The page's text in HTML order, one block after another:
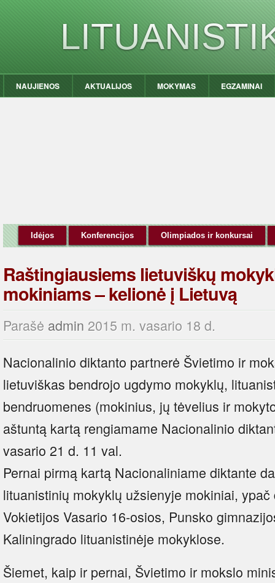
NAUJIENOS AKTUALIJOS MOKYMAS EGZAMINAI
Idėjos Konferencijos Olimpiados ir konkursai
Raštingiausiems lietuviškų
mokiniams – kelionė į Lietuvą
Parašė admin 2015 m. vasario 18 d.
Nacionalinio diktanto partnerė Švietimo ir
lietuviškas bendrojo ugdymo mokyklų,
bendruomenes (mokinius, jų tėvelius ir
aštuntą kartą rengiamame Nacionalinio
vasario 21 d. 11 val.
Pernai pirmą kartą Nacionaliniame diktante
lituanistinių mokyklų užsienyje mokiniai,
Vokietijos Vasario 16-osios, Punsko
Kaliningrado lituanistinėje mokyklose.
Šiemet, kaip ir pernai, Švietimo ir mokslo